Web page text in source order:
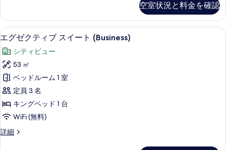
す
る
ト
の
す
べ
て
の
写
真
を
表
テ
ィ
ブ
イ
ー
ト
の
詳
細
空室状況と料金を確認
エ
グ
ゼ
ク
テ
ィ
ブ
イ
エグゼクティブ スイート (Business)
6
エグゼクティブ スイート (Business)
シティビュー
53 ㎡
ベッドルーム 1 室
定員 3 名
キングベッド 1 台
WiFi (無料)
詳細
エ